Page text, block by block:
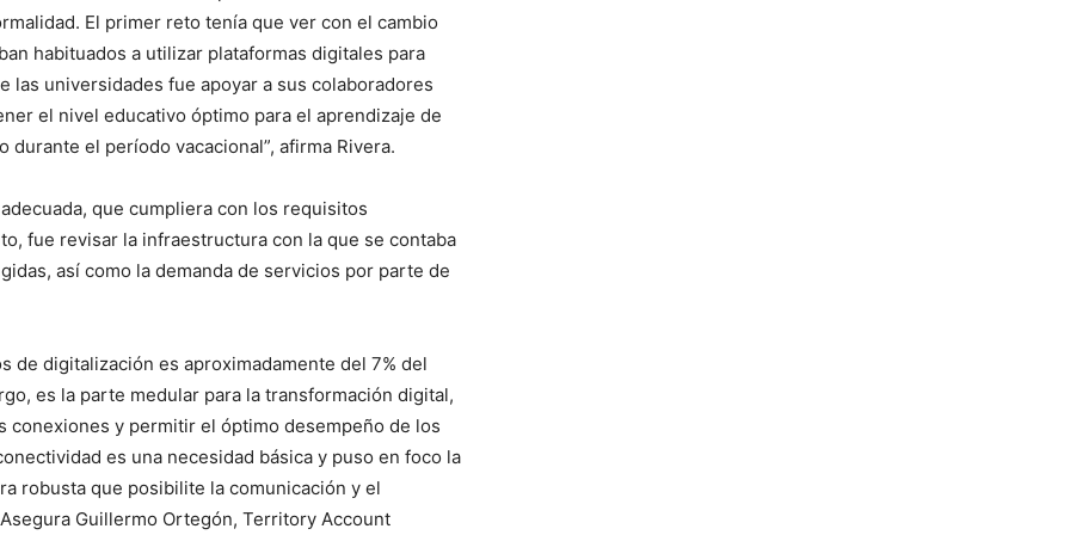
El primer reto tenía que ver con el cambio
habituados a utilizar plataformas digitales para
las universidades fue apoyar a sus colaboradores
el nivel educativo óptimo para el aprendizaje de
el período vacacional”, afirma Rivera.
que cumpliera con los requisitos
fue revisar la infraestructura con la que se contaba
así como la demanda de servicios por parte de
de digitalización es aproximadamente del 7% del
es la parte medular para la transformación digital,
conexiones y permitir el óptimo desempeño de los
es una necesidad básica y puso en foco la
robusta que posibilite la comunicación y el
Guillermo Ortegón, Territory Account